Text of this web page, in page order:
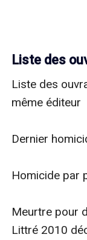
Liste des
Liste des
même éditeur
Dernier
Homicide par
Meurtre pour
Littré 2010